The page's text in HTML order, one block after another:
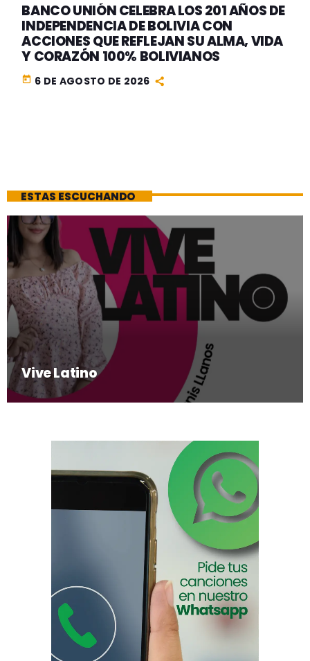
BANCO UNIÓN CELEBRA LOS 201 AÑOS DE
INDEPENDENCIA DE BOLIVIA CON
ACCIONES QUE REFLEJAN SU ALMA, VIDA
Y CORAZÓN 100% BOLIVIANOS
today 6 DE AGOSTO DE 2026
ESTAS ESCUCHANDO
Vive Latino